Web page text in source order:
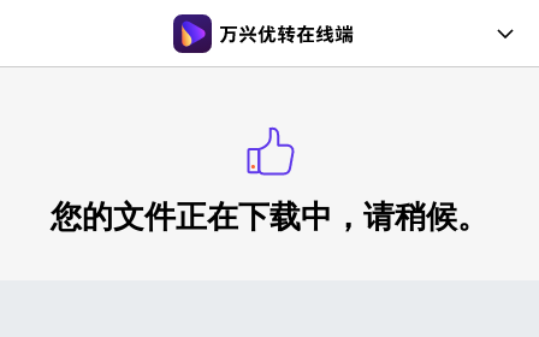
会员购买
您的文件正在下载中，请稍候。